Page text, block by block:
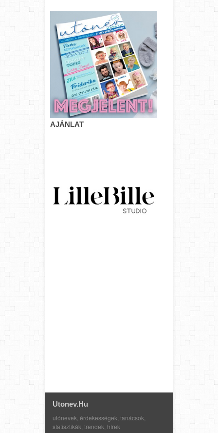
AJÁNLAT
Utonev.hu
utónevek, érdekességek, tanácsok,
statisztikák, trendek, hírek